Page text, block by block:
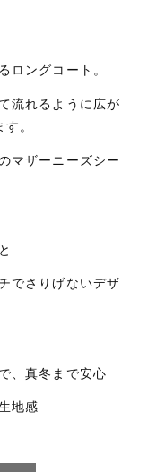
ロングコート。
流れるように広が
。
マザーニーズシー
でさりげないデザ
、真冬まで安心
地感